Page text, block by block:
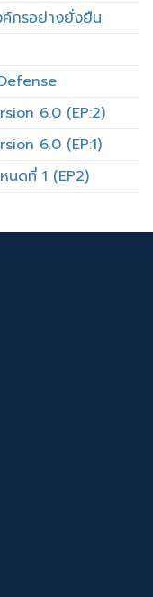
กรอย่างยั่งยืน
6.0 (EP:2)
6.0 (EP:1)
นดที่ 1 (EP2)